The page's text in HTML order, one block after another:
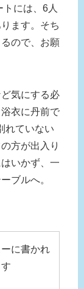
トには、6人
ます。そち
ので、お願
気にする必
衣に丹前で
れていない
方が出入り
いかず、一
ブルへ。
に書かれ